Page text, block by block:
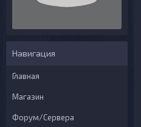
Навигация
Главная
Магазин
Форум/Сервера